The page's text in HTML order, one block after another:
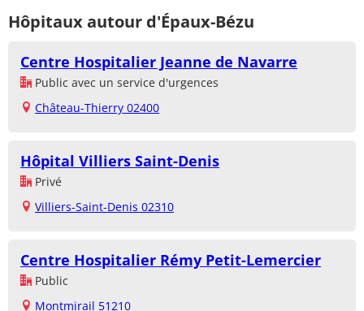
Hôpitaux autour d'Épaux-Bézu
Centre Hospitalier Jeanne de Navarre
Public avec un service d'urgences
Château-Thierry 02400
Hôpital Villiers Saint-Denis
Privé
Villiers-Saint-Denis 02310
Centre Hospitalier Rémy Petit-Lemercier
Public
Montmirail 51210